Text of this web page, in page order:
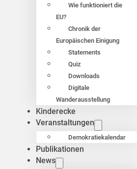
Wie funktioniert die
EU?
Chronik der
Europäischen Einigung
Statements
Quiz
Downloads
Digitale
Wanderausstellung
Kinderecke
Veranstaltungen
Demokratiekalendar
Publikationen
News